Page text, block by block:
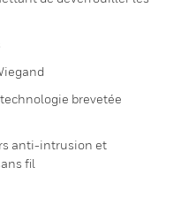
brevetée
anti-intrusion et
fil